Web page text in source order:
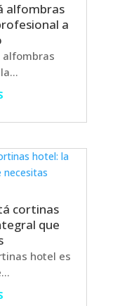
alfombras
a
alfombras
cortinas
que
hotel es